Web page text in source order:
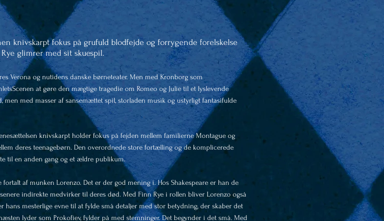
knivskarpt fokus på grufuld blodfejde og forrygende forelskelse
glimrer med sit skuespil.
Verona og nutidens danske børneteater. Men med Kronborg som
at gøre den mægtige tragedie om Romeo og Julie til et lyslevende
men med masser af sansemættet spil, storladen musik og ustyrligt fantasifulde
knivskarpt holder fokus på fejden mellem familierne Montague og
deres teenagebørn. Den overordnede store fortælling og de komplicerede
til en anden gang og et ældre publikum.
af munken Lorenzo. Det er der god mening i. Hos Shakespeare er han de
indirekte medvirker til deres død. Med Finn Rye i rollen bliver Lorenzo også
hans mesterlige evne til at fylde små detaljer med stor betydning, der skaber det
lyder som Prokofiev, fylder på med stemninger. Det begynder i det små. Med